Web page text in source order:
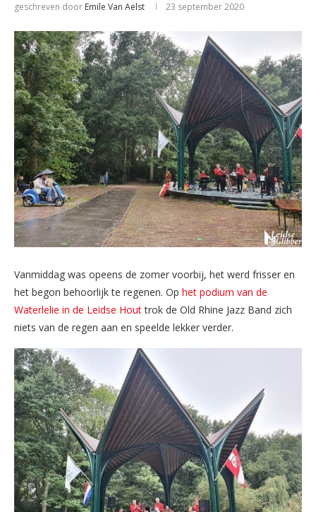
geschreven door Emile Van Aelst 23 september 2020
Vanmiddag was opeens de zomer voorbij, het werd frisser en
het begon behoorlijk te regenen. Op het podium van de
Waterlelie in de Leidse Houttrok de Old Rhine Jazz Band zich
niets van de regen aan en speelde lekker verder.